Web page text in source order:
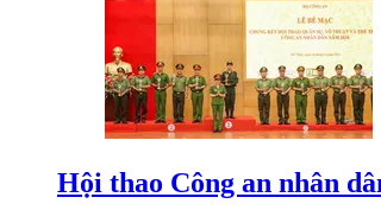
Hội thao Công an nhân